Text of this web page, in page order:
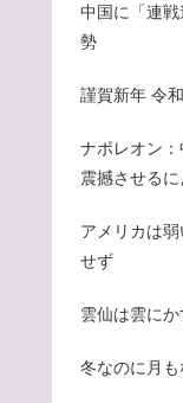
中国に「連
勢
謹賀新年 令
ナポレオン
震撼させるに
アメリカは
せず
雲仙は雲に
冬なのに月